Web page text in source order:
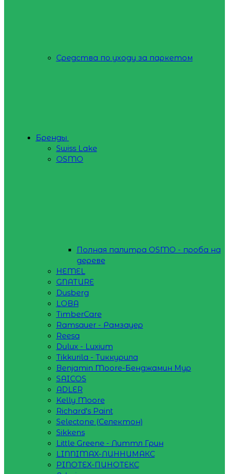
Средства по уходу за паркетом
Бренды
Swiss Lake
OSMO
Полная палитра OSMO - проба на
дереве
HEMEL
GNATURE
Dusberg
LOBA
TimberCare
Ramsauer - Рамзауер
Reesa
Dulux - Luxium
Tikkurila - Тиккурила
Benjamin Moore-Бенджамин Мур
SAICOS
ADLER
Kelly Moore
Richard's Paint
Selectone (Селектон)
Sikkens
Little Greene - Литтл Грин
LINNIMAX-ЛИННИМАКС
PINOTEX-ПИНОТЕКС